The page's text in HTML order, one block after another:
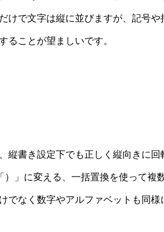
けで文字は縦に並びますが、記号や
ることが望ましいです。
縦書き設定下でも正しく縦向きに回
」に変える、一括置換を使って複
でなく数字やアルファベットも同様